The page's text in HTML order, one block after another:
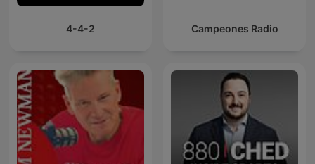
4-4-2 Campeones Radio